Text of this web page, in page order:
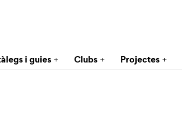
i guies Clubs Projectes